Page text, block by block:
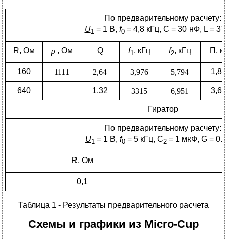
По предварительному расчету:
U1 = 1 B, f0= 4,8 кГц, С = 30 нФ, L =
R, Ом , Ом Q f1, кГц f2, кГц П,
160
640 1,32
Гиратор
По предварительному расчету:
U1 = 1 B, f0 = 5 кГц, С2 = 1 мкФ, G =
R, Ом
0,1
Таблица 1 - Результаты предварительного расчета
Схемы и графики из Micro-Cup